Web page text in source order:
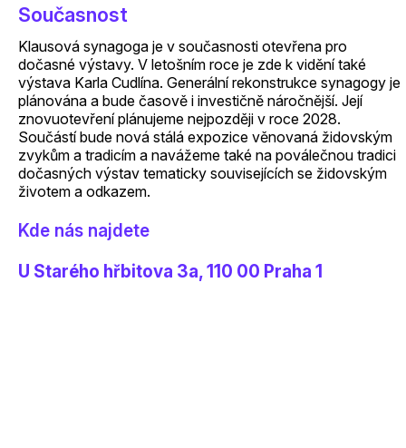
Současnost
Klausová synagoga je v současnosti otevřena pro
dočasné výstavy. V letošním roce je zde k vidění také
výstava Karla Cudlína. Generální rekonstrukce synagogy je
plánována a bude časově i investičně náročnější. Její
znovuotevření plánujeme nejpozději v roce 2028.
Součástí bude nová stálá expozice věnovaná židovským
zvykům a tradicím a navážeme také na poválečnou tradici
dočasných výstav tematicky souvisejících se židovským
životem a odkazem.
Kde nás najdete
U Starého hřbitova 3a, 110 00 Praha 1